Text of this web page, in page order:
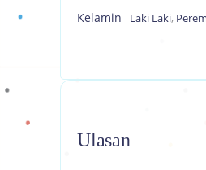
Kelamin Laki Laki,
Ulasan